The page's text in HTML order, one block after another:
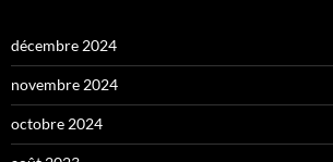
décembre 2024
novembre 2024
octobre 2024